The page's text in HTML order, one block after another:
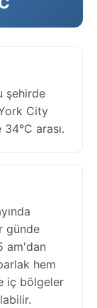
şehirde
City
arası.
günde
am'dan
hem
iç bölgeler